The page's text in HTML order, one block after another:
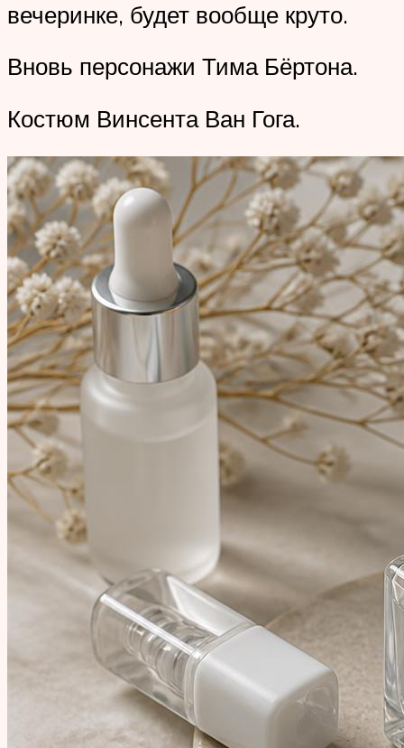
вечеринке, будет вообще круто.
Вновь персонажи Тима Бёртона.
Костюм Винсента Ван Гога.